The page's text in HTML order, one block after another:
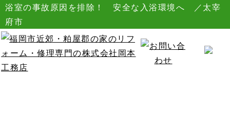
浴室の事故原因を排除！ 安全な入浴環境へ ／太宰
府市